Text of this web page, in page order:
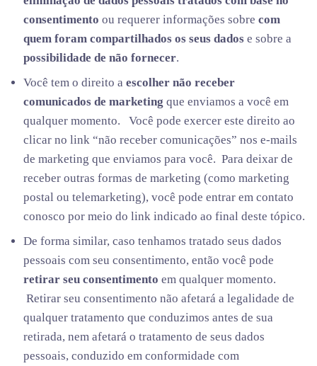
consentimentoou requerer informações sobrecom
quem foram compartilhados os seus dados e sobre a
possibilidade de não fornecer.
Você tem o direito aescolher não receber
comunicados de marketing que enviamos a você em
qualquer momento. Você pode exercer este direito ao
clicar no link “não receber comunicações” nos e-mails
de marketing que enviamos para você. Para deixar de
receber outras formas de marketing (como marketing
postal ou telemarketing), você pode entrar em contato
conosco por meio do link indicado ao final deste tópico.
De forma similar, caso tenhamos tratado seus dados
pessoais com seu consentimento, então você pode
retirar seu consentimento em qualquer momento.
Retirar seu consentimento não afetará a legalidade de
qualquer tratamento que conduzimos antes de sua
retirada, nem afetará o tratamento de seus dados
pessoais, conduzido em conformidade com